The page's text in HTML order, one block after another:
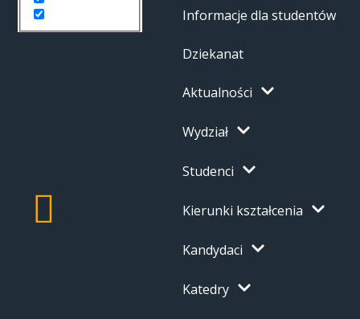
Informacje dla studentów
Dziekanat
Aktualności
Wydział
Studenci
Kierunki kształcenia
Kandydaci
Katedry